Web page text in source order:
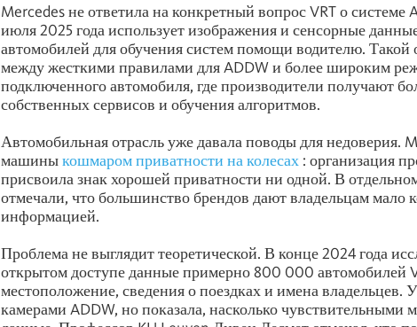
Mercedes не ответила на конкретный вопрос VRT о системе
июля 2025 года использует изображения и сенсорные
автомобилей для обучения систем помощи водителю. Такой
между жесткими правилами для ADDW и более широким
подключенного автомобиля, где производители получают
собственных сервисов и обучения алгоритмов.
Автомобильная отрасль уже давала поводы для недоверия.
машиныкошмаром приватности на колесах : организация
присвоила знак хорошей приватности ни одной. В
отмечали, что большинство брендов дают владельцам мало
информацией.
Проблема не выглядит теоретической. В конце 2024 года
открытом доступе данные примерно 800 000 автомобилей
местоположение, сведения о поездках и имена владельцев.
камерами ADDW, но показала, насколько чувствительными